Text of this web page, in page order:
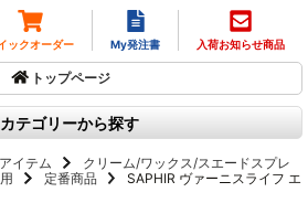
ックオーダー My発注書 入荷お知らせ商品
トップページ
カテゴリーから探す
イテム
クリーム/ワックス/スエードスプレ
定番商品
SAPHIR ヴァーニスライフ エ